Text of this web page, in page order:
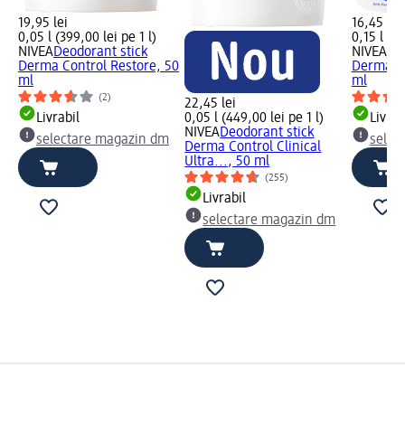
19,95 lei
0,05 l (399,00 lei pe 1 l)
NIVEADeodorant stick
Derma Control Restore, 50
ml
(2)
Livrabil
selectare magazin dm
22,45 lei
0,05 l (449,00 lei pe 1 l)
NIVEADeodorant stick
Derma Control Clinical
Ultra..., 50 ml
(255)
Livrabil
selectare magazin dm
16,45 lei
0,15 l
NIVEA
Derma
ml